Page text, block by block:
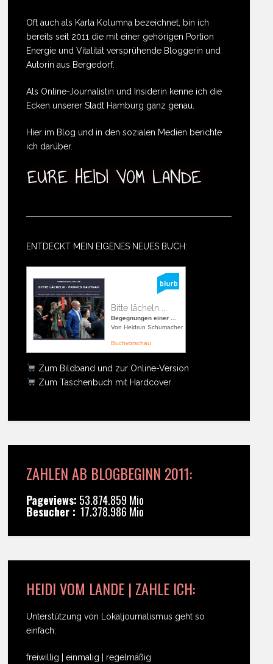
Oft auch als Karla Kolumna bezeichnet, bin ich
bereits seit 2011 die mit einer gehörigen Portion
Energie und Vitalität versprühende Bloggerin und
Autorin aus Bergedorf.
Als Online-Journalistin und Insiderin kenne ich die
Ecken unserer Stadt Hamburg ganz genau.
Hier im Blog und in den sozialen Medien berichte
ich darüber.
ENTDECKT MEIN EIGENES NEUES BUCH:
Bitte lächeln ...
Begegnungen einer ...
Von Heidrun Schumacher
Buchvorschau
Zum Bildband und zur Online-Version
Zum Taschenbuch mit Hardcover
ZAHLEN AB BLOGBEGINN 2011:
Pageviews: 53.874.859 Mio
Besucher : 17.378.986 Mio
HEIDI VOM LANDE | ZAHLE ICH:
Unterstützung von Lokaljournalismus geht so
einfach:
freiwillig | einmalig | regelmäßig